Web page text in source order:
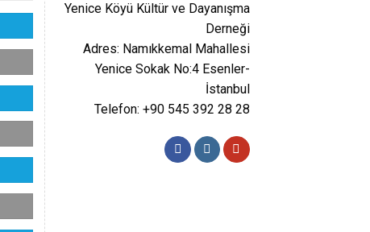
Yenice Köyü Kültür ve Dayanışma
Derneği
Adres: Namıkkemal Mahallesi
Yenice Sokak No:4 Esenler-
İstanbul
Telefon: +90 545 392 28 28